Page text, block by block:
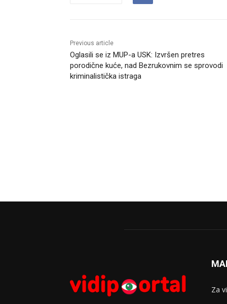
Previous article
Oglasili se iz MUP-a USK: Izvršen pretres
porodične kuće, nad Bezrukovnim se sprovodi
kriminalistička istraga
Za